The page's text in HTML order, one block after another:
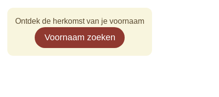
Ontdek de herkomst van je voornaam
Voornaam zoeken